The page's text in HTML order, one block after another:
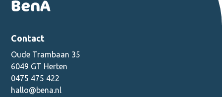
Contact
Oude Trambaan 35
6049 GT Herten
0475 475 422
hallo@bena.nl